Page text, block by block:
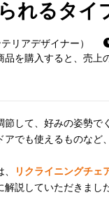
れるタイ
リアデザイナー）
を購入すると、売上
節して、好みの姿勢で
アでも使えるものなど
リクライニングチェ
解説していただきまし